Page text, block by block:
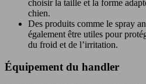
choisir la taille et la forme
chien.
Des produits comme le spray
également être utiles pour
du froid et de l’irritation.
Équipement du handler